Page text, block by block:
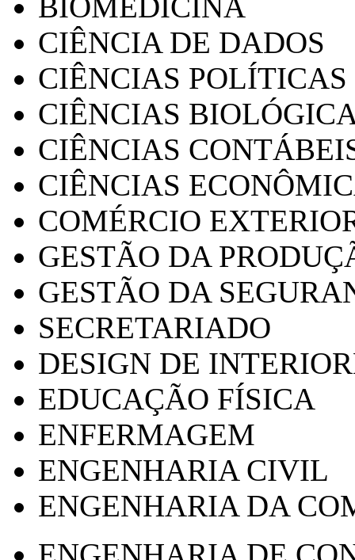
CIÊNCIA DE DADOS
CIÊNCIAS POLÍTICAS
CIÊNCIAS
CIÊNCIAS
CIÊNCIAS
COMÉRCIO
GESTÃO DA
GESTÃO DA
SECRETARIADO
DESIGN DE
EDUCAÇÃO FÍSICA
ENFERMAGEM
ENGENHARIA CIVIL
ENGENHARIA DA